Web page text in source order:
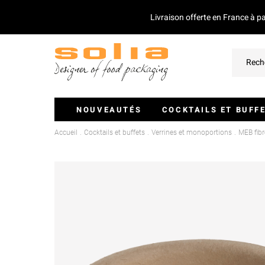
Livraison offerte en France à
NOUVEAUTÉS COCKTAILS ET
Verrines Et Monoportions
Piques Et Mini Couverts
Accueil Cocktails et buffets Verrines et monoportions MEB